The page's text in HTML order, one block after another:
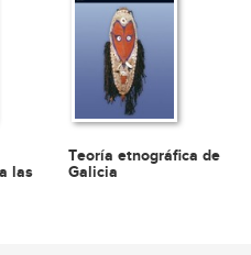
las
Teoría etnográfica de
Galicia